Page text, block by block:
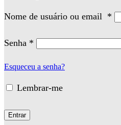
Nome de usuário ou email *
Senha *
Esqueceu a senha?
Lembrar-me
Entrar